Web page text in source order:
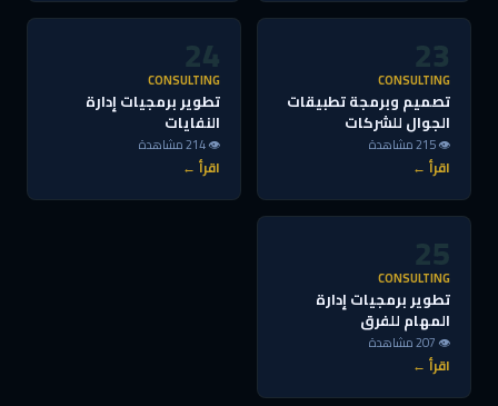
23
CONSULTING
تصميم وبرمجة تطبيقات
الجوال للشركات
👁 215 مشاهدة
اقرأ ←
24
CONSULTING
تطوير برمجيات إدارة
النفايات
👁 214 مشاهدة
اقرأ ←
25
CONSULTING
تطوير برمجيات إدارة
المهام للفرق
👁 207 مشاهدة
اقرأ ←